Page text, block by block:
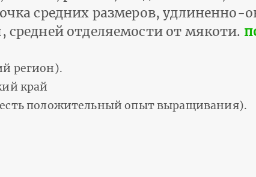
средних размеров, удлиненно-
средней отделяемости от мякоти.
регион).
край
положительный опыт выращивания).